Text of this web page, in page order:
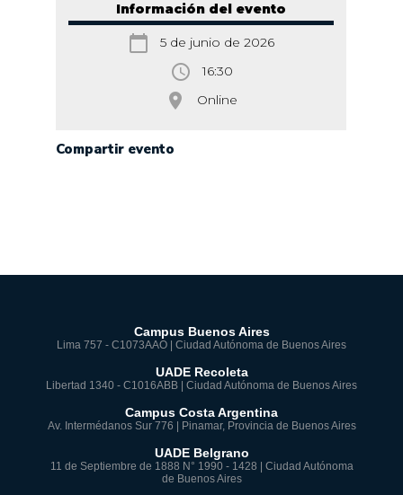
Información del evento
calendar_today 5 de junio de 2026
access_time 16:30
room Online
Compartir evento
Campus Buenos Aires
Lima 757 - C1073AAO | Ciudad Autónoma de Buenos Aires
UADE Recoleta
Libertad 1340 - C1016ABB | Ciudad Autónoma de Buenos Aires
Campus Costa Argentina
Av. Intermédanos Sur 776 | Pinamar, Provincia de Buenos Aires
UADE Belgrano
11 de Septiembre de 1888 N° 1990 - 1428 | Ciudad Autónoma
de Buenos Aires